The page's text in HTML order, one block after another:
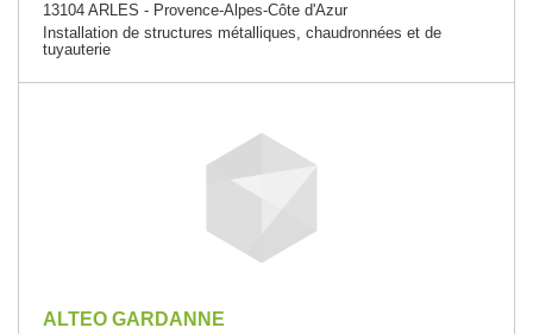
13104 ARLES - Provence-Alpes-Côte d'Azur
Installation de structures métalliques, chaudronnées et de
tuyauterie
ALTEO GARDANNE